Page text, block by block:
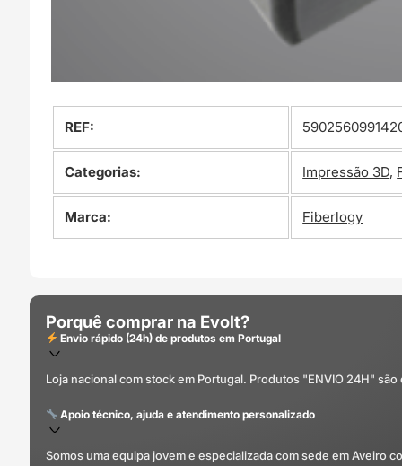
REF:
Categorias: Impressão 3D,
Marca: Fiberlogy
Porquê comprar na Evolt?
Envio rápido (24h) de produtos em Portugal
Loja nacional com stock em Portugal. Produtos "ENVIO 24H"
Apoio técnico, ajuda e atendimento personalizado
Somos uma equipa jovem e especializada com sede em Aveiro